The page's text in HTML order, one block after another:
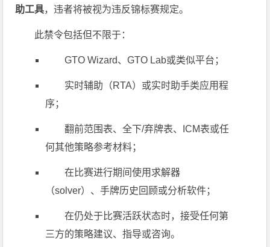
助工具，违者将被视为违反锦标赛规定。
此禁令包括但不限于：
GTO Wizard、GTO Lab或类似平台；
实时辅助（RTA）或实时助手类应用程
序；
翻前范围表、全下/弃牌表、ICM表或任
何其他策略参考材料；
在比赛进行期间使用求解器
（solver）、手牌历史回顾或分析软件；
在仍处于比赛活跃状态时，接受任何第
三方的策略建议、指导或咨询。